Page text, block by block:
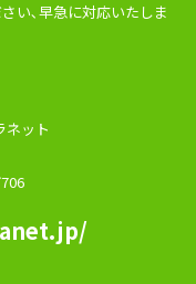
い､早急に対応いたしま
ネット